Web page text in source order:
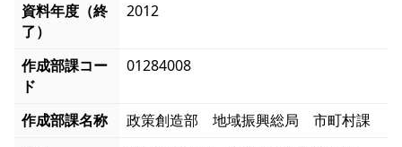
資料年度（終
了）
2012
作成部課コー
ド
01284008
作成部課名称
政策創造部 地域振興総局 市町村課